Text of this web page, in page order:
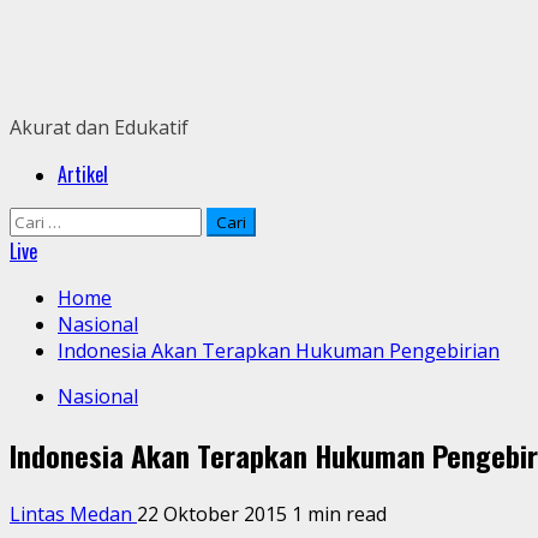
Akurat dan Edukatif
PrimaryArtikel
Cari
untuk:
Live
Home
Nasional
Indonesia Akan Terapkan Hukuman Pengebirian
Nasional
Indonesia Akan Terapkan Hukuman
Lintas Medan 22 Oktober 2015 1 min read